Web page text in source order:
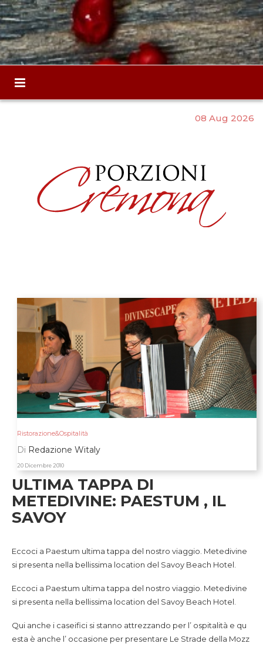
08 Aug 2026
Ristorazione&Ospitalità
Di Redazione Witaly
20 Dicembre 2010
ULTIMA TAPPA DI
METEDIVINE: PAESTUM , IL
SAVOY
Eccoci a Paestum ultima tappa del nostro viaggio. Metedivine
si presenta nella bellissima location del Savoy Beach Hotel.
Eccoci a Paestum ultima tappa del nostro viaggio. Metedivine
si presenta nella bellissima location del Savoy Beach Hotel.
Qui anche i caseifici si stanno attrezzando per l’ ospitalità e qu
esta è anche l’ occasione per presentare Le Strade della Mozz